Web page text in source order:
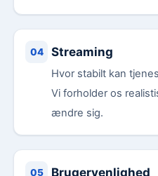
Streaming
Hvor stabilt kan
Vi forholder os
ændre sig.
Brugervenlighed